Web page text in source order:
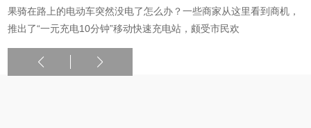
果骑在路上的电动车突然没电了怎么办？一些商家从这里看到商机，
推出了“一元充电10分钟”移动快速充电站，颇受市民欢